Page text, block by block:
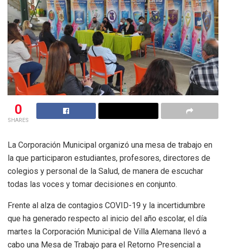
0
SHARES
La Corporación Municipal organizó una mesa de trabajo en
la que participaron estudiantes, profesores, directores de
colegios y personal de la Salud, de manera de escuchar
todas las voces y tomar decisiones en conjunto.
Frente al alza de contagios COVID-19 y la incertidumbre
que ha generado respecto al inicio del año escolar, el día
martes la Corporación Municipal de Villa Alemana llevó a
cabo una Mesa de Trabajo para el Retorno Presencial a